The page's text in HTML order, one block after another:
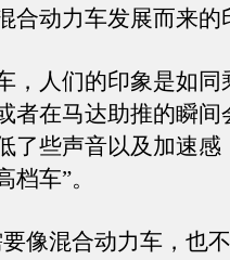
合动力车发展而来的
人们的印象是如同
者在马达助推的瞬间
了些声音以及加速感
车”。
混合动力车，也